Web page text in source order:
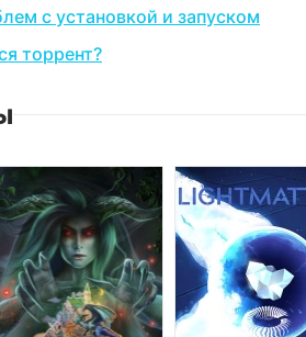
с установкой и запуском
торрент?